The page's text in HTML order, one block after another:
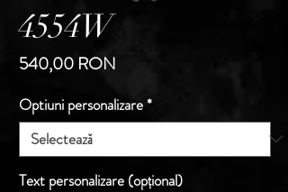
4554W
540,00 RON
Optiuni personalizare*
Text personalizare (opțional)